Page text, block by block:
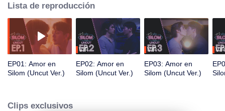
encuentran consuelo y amor mutuamente.
Lista de reproducción
EP01: Amor en
Silom (Uncut Ver.)
VIP
EP02: Amor en
Silom (Uncut Ver.)
VIP
EP03: Amor en
Silom (Uncut Ver.)
VIP
Clips exclusivos